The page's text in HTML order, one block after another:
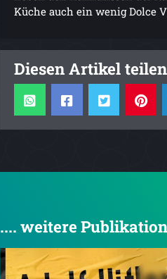
Küche auch ein wenig Dolce
Diesen Artikel teilen
.... weitere